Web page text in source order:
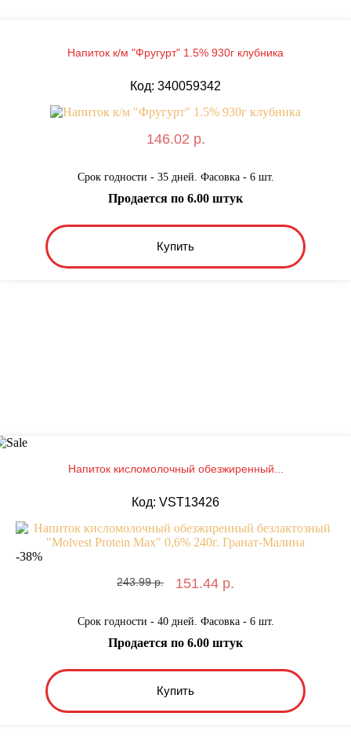
Напиток к/м "Фругурт" 1.5% 930г клубника
Код: 340059342
146.02 р.
Срок годности - 35 дней. Фасовка - 6 шт.
Купить
Продается по 6.00 штук
Напиток кисломолочный обезжиренный...
Код: VST13426
-38%
243.99 р. 151.44 р.
Срок годности - 40 дней. Фасовка - 6 шт.
Купить
Продается по 6.00 штук